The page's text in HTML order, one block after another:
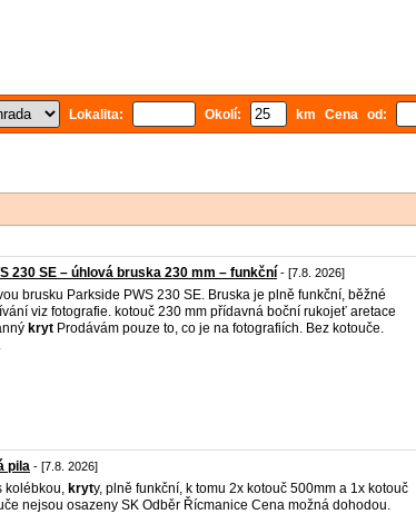
Lokalita: Okolí: km Cena od:
230 SE – úhlová bruska 230 mm – funkční - [7.8. 2026]
brusku Parkside PWS 230 SE. Bruska je plně funkční, běžné
viz fotografie. kotouč 230 mm přídavná boční rukojeť aretace
kryt Prodávám pouze to, co je na fotografiích. Bez kotouče.
pila - [7.8. 2026]
kolébkou, kryty, plně funkční, k tomu 2x kotouč 500mm a 1x kotouč
nejsou osazeny SK Odběr Řícmanice Cena možná dohodou.